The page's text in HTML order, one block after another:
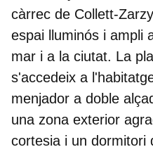
càrrec de Collett-
espai lluminós i ampli
mar i a la ciutat. La
s'accedeix a
menjador a doble
una zona exterior
cortesia i un dormitori